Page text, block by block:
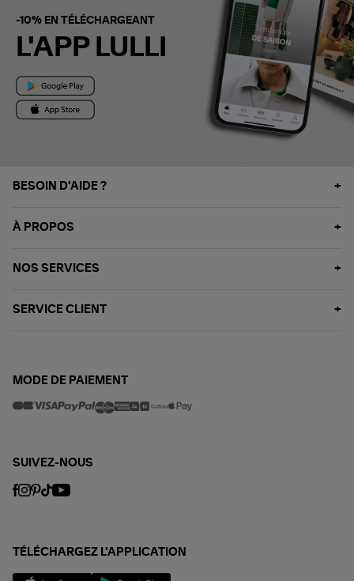
-10% EN TÉLÉCHARGEANT
L'APP LULLI
BESOIN D'AIDE ?
À PROPOS
NOS SERVICES
SERVICE CLIENT
MODE DE PAIEMENT
SUIVEZ-NOUS
TÉLÉCHARGEZ L'APPLICATION